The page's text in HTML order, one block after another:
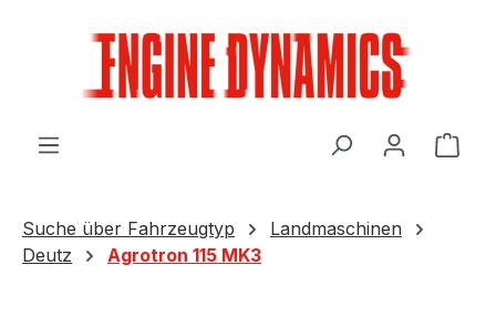
Suche über Fahrzeugtyp
Landmaschinen
Deutz
Agrotron 115 MK3